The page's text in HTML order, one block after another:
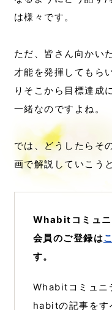
は様々です。
ただ、皆さん向かい
才能を発揮してもら
りそこから目標達成
一緒なのですよね。
では、どうしたらそ
画で解説していこう
Whabitコミュニ
会員のご登録は
す。
Whabitコミュニ
habitの記事をす